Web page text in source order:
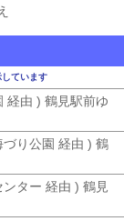
ています
経由 ) 鶴見駅前ゆ
づり公園 経由 ) 鶴
ンター 経由 ) 鶴見